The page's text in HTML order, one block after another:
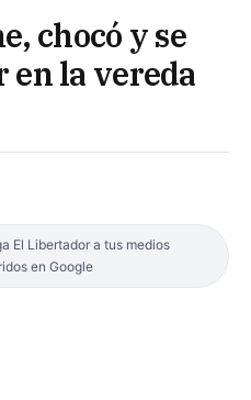
chocó y se
en la vereda
El Libertador a tus medios
en Google